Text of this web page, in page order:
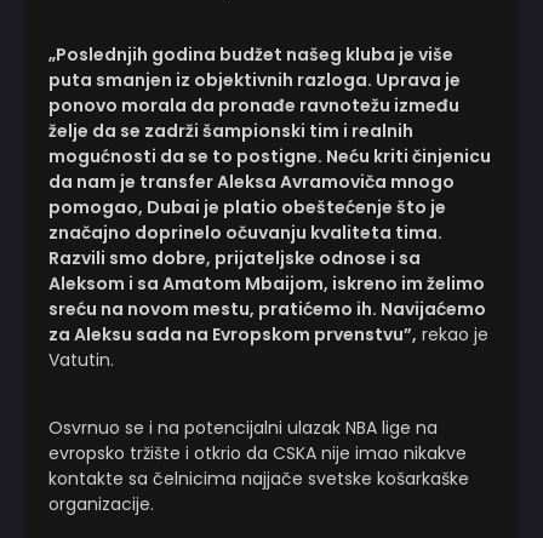
„Poslednjih godina budžet našeg kluba je više
puta smanjen iz objektivnih razloga. Uprava je
ponovo morala da pronađe ravnotežu između
želje da se zadrži šampionski tim i realnih
mogućnosti da se to postigne. Neću kriti činjenicu
da nam je transfer Aleksa Avramoviča mnogo
pomogao, Dubai je platio obeštećenje što je
značajno doprinelo očuvanju kvaliteta tima.
Razvili smo dobre, prijateljske odnose i sa
Aleksom i sa Amatom Mbaijom, iskreno im želimo
sreću na novom mestu, pratićemo ih. Navijaćemo
za Aleksu sada na Evropskom prvenstvu”, rekao je
Vatutin.
Osvrnuo se i na potencijalni ulazak NBA lige na
evropsko tržište i otkrio da CSKA nije imao nikakve
kontakte sa čelnicima najjače svetske košarkaške
organizacije.